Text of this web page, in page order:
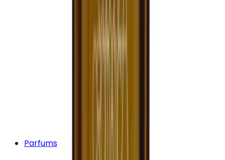
Parfums